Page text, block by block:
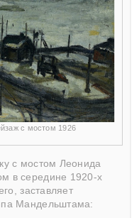
с мостом 1926
с мостом Леонида
в середине 1920-х
заставляет
Мандельштама: